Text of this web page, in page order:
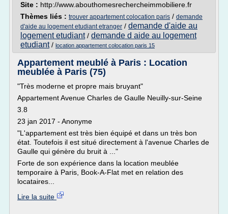
Site : http://www.abouthomesrechercheimmobiliere.fr
Thèmes liés : trouver appartement colocation paris / demande
d'aide au logement etudiant etranger / demande d'aide au
logement etudiant/ demande d aide au logement
etudiant/ location appartement colocation paris 15
Appartement meublé à Paris : Location
meublée à Paris (75)
"Très moderne et propre mais bruyant"
Appartement Avenue Charles de Gaulle Neuilly-sur-Seine
3.8
23 jan 2017 - Anonyme
"L'appartement est très bien équipé et dans un très bon
état. Toutefois il est situé directement à l'avenue Charles de
Gaulle qui génère du bruit à ..."
Forte de son expérience dans la location meublée
temporaire à Paris, Book-A-Flat met en relation des
locataires...
Lire la suite